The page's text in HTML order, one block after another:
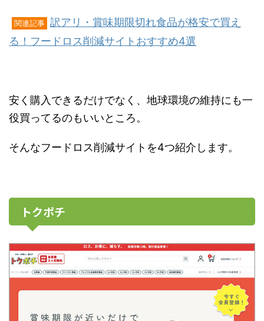
関連記事 訳アリ・賞味期限切れ食品が格安で買え
る！フードロス削減サイトおすすめ4選
安く購入できるだけでなく、地球環境の維持にも一
役買ってるのもいいところ。
そんなフードロス削減サイトを4つ紹介します。
トクポチ